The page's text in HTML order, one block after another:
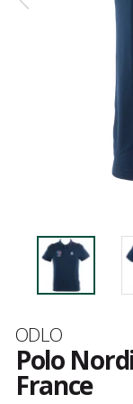
Marque
ODLO
Polo
France